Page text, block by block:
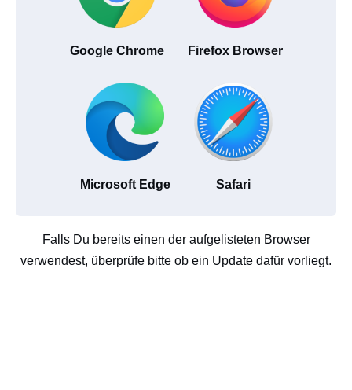
Google Chrome Firefox Browser
Microsoft Edge Safari
Falls Du bereits einen der aufgelisteten Browser
verwendest, überprüfe bitte ob ein Update dafür vorliegt.